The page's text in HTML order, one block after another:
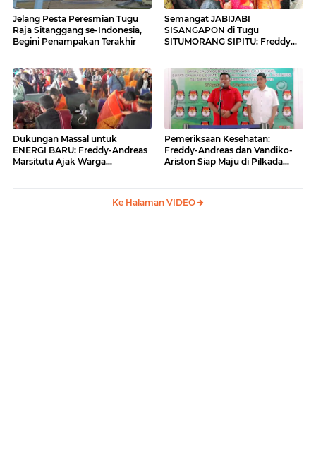
Jelang Pesta Peresmian Tugu
Raja Sitanggang se-Indonesia,
Begini Penampakan Terakhir
Semangat JABIJABI
SISANGAPON di Tugu
SITUMORANG SIPITU: Freddy
Dukungan Massal untuk
ENERGI BARU: Freddy-Andreas
Marsitutu Ajak Warga
Pemeriksaan Kesehatan:
Freddy-Andreas dan Vandiko-
Ariston Siap Maju di Pilkada
Ke Halaman VIDEO